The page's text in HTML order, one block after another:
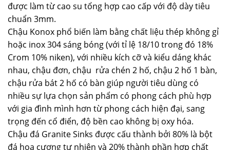
được làm từ cao su tổng hợp cao cấp với độ dày tiêu
chuẩn 3mm.
Chậu Konox phổ biến làm bằng chất liệu thép không gỉ
hoặc inox 304 sáng bóng (với tỉ lệ 18/10 trong đó 18%
Crom 10% niken), với nhiều kích cỡ và kiểu dáng khác
nhau, chậu đơn, chậu rửa chén 2 hố, chậu 2 hố 1 bàn,
chậu rửa bát 2 hố có bàn giúp người tiêu dùng có
nhiều sự lựa chọn sản phẩm có phong cách phù hợp
với gia đình mình hơn từ phong cách hiện đại, sang
trọng đến cổ điển, độ bền cao không bị oxy hóa.
Chậu đá Granite Sinks được cấu thành bởi 80% là bột
đá hoa cương tự nhiên và 20% thành phần hợp chất